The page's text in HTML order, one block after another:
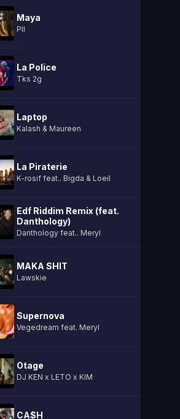
Maya
Pll
La Police
Tks 2g
Laptop
Kalash & Maureen
La Piraterie
K-rosif feat.. Bigda & Loeil
Edf Riddim Remix (feat.
Danthology)
Danthology feat.. Meryl
MAKA SHIT
Lawskie
Supernova
Vegedream feat. Meryl
Otage
DJ KEN x LETO x KIM
CA$H